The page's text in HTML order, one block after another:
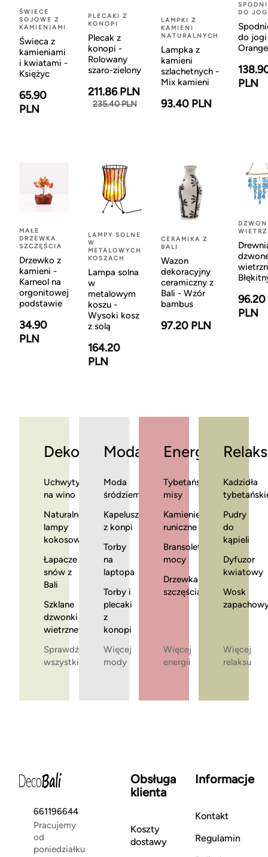
ŚWIECE
SOJOWE Z
KAMIENIAMI
Świeca z
kamieniami
i kwiatami -
Księżyc
65.90
PLN
PLECAKI Z
KONOPI
Plecak z
konopi -
Rolowany
szaro-zielony
211.86 PLN
235.40 PLN
LAMPKI Z
KAMIENI
NATURALNYCH
Lampka z
kamieni
szlachetnych -
Mix kamieni
93.40 PLN
DO
do
Orange
PLN
MAŁE
DRZEWKA
SZCZĘŚCIA
Drzewko z
kamieni -
Karneol na
orgonitowej
podstawie
34.90
PLN
LAMPY SOLNE
W
METALOWYCH
KOSZACH
Lampa solna
w
metalowym
koszu -
Wysoki kosz
z solą
164.20
PLN
CERAMIKA Z
BALI
Wazon
dekoracyjny
ceramiczny z
Bali - Wzór
bambus
97.20 PLN
96.20
PLN
Dekoracje
Uchwyty
na wino
Naturalne
lampy
kokosowe
Łapacze
snów z
Bali
Szklane
dzwonki
wietrzne
Sprawdź
wszystkie
Moda
Moda
śródziemnomorska
Kapelusze
z konpi
Torby
na
laptopa
Torby i
plecaki
z
konopi
Więcej
mody
Energia
Tybetańskie
misy
Kamienie
runiczne
Bransoletki
mocy
Drzewka
szczęścia
Więcej
energii
Relaks
Kadzidła
Pudry
do
kąpieli
Dyfuzor
kwiatowy
Wosk
Więcej
relaksu
661196644
Pracujemy
od
poniedziałku
Obsługa
klienta
Koszty
dostawy
Informacje
Kontakt
Regulamin